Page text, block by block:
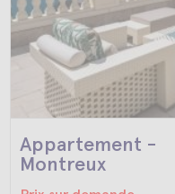
Appartement -
Montreux